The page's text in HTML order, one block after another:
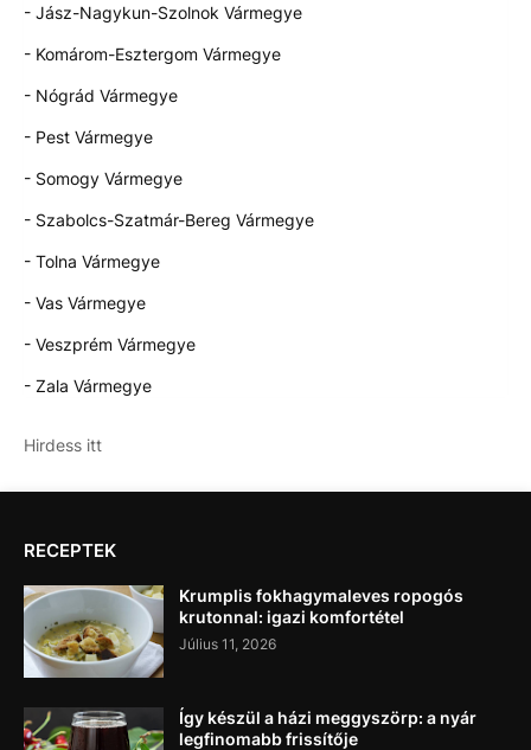
- Jász-Nagykun-Szolnok Vármegye
- Komárom-Esztergom Vármegye
- Nógrád Vármegye
- Pest Vármegye
- Somogy Vármegye
- Szabolcs-Szatmár-Bereg Vármegye
- Tolna Vármegye
- Vas Vármegye
- Veszprém Vármegye
- Zala Vármegye
Hirdess itt
RECEPTEK
Krumplis fokhagymaleves ropogós
krutonnal: igazi komfortétel
Július 11, 2026
Így készül a házi meggyszörp: a nyár
legfinomabb frissítője